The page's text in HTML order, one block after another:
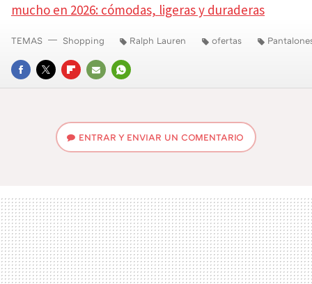
mucho en 2026: cómodas, ligeras y duraderas
FACEBOOK
TWITTERFLIPBOARD
E-
WHATSAPP
TEMAS Shopping Ralph Lauren ofertas
ENTRAR Y ENVIAR UN COMENTARIO